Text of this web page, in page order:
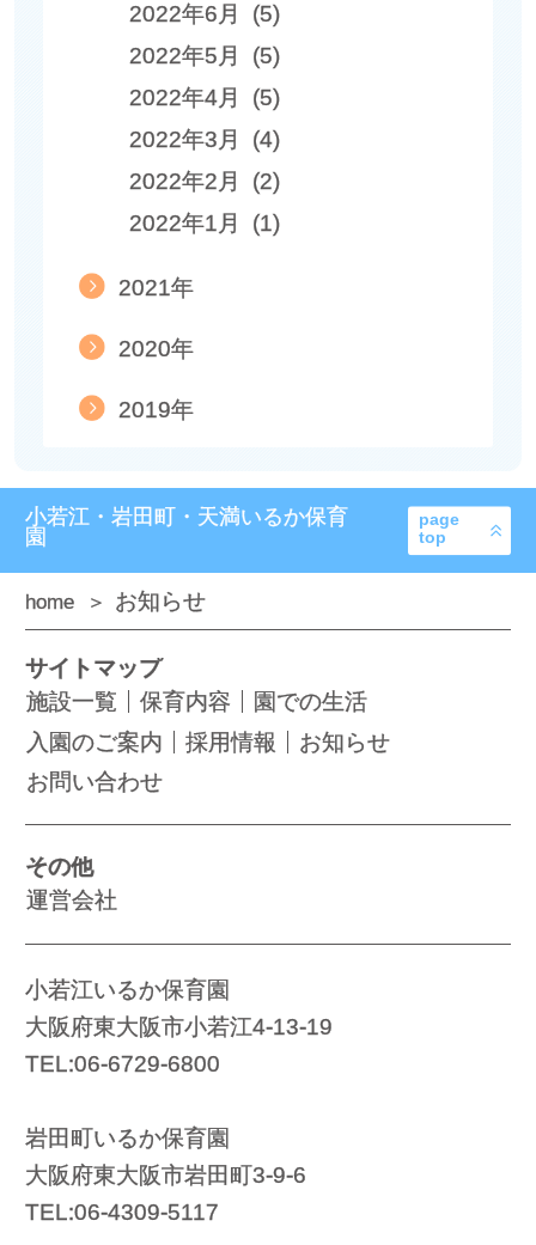
2022年6月 (5)
2022年5月 (5)
2022年4月 (5)
2022年3月 (4)
2022年2月 (2)
2022年1月 (1)
2021年
2020年
2019年
小若江・岩田町・天満いるか保育
園
page
top
home お知らせ
サイトマップ
施設一覧
保育内容
園での生活
入園のご案内
採用情報
お知らせ
お問い合わせ
小若江いるか保育園
大阪府東大阪市小若江4-13-19
TEL:06-6729-6800
岩田町いるか保育園
大阪府東大阪市岩田町3-9-6
TEL:06-4309-5117
その他
運営会社